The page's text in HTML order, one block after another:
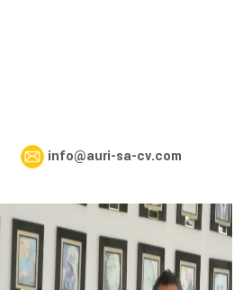
info@auri-sa-cv.com